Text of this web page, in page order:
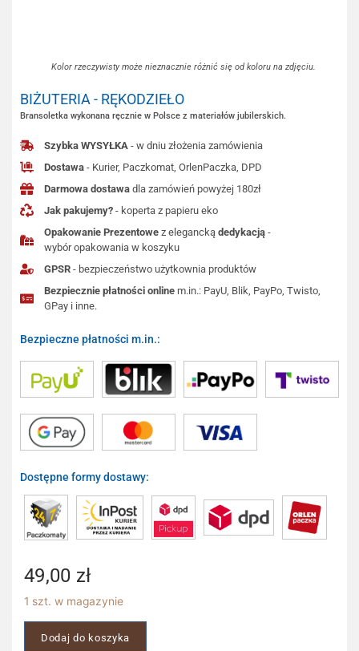
Kolor rzeczywisty może nieznacznie różnić się od koloru na zdjęciu.
BIŻUTERIA - RĘKODZIEŁO
Bransoletka wykonana ręcznie w Polsce z materiałów jubilerskich.
Szybka WYSYŁKA - w dniu złożenia zamówienia
Dostawa - Kurier, Paczkomat, OrlenPaczka, DPD
Darmowa dostawa dla zamówień powyżej 180zł
Jak pakujemy? - koperta z papieru eko
Opakowanie Prezentowe z eleganckądedykacją -
wybór opakowania w koszyku
GPSR - bezpieczeństwo użytkownia produktów
Bezpiecznie płatności online m.in.: PayU, Blik, PayPo, Twisto,
GPay i inne.
Bezpieczne płatności m.in.:
Dostępne formy dostawy:
49,00 zł
1 szt. w magazynie
Dodaj do koszyka